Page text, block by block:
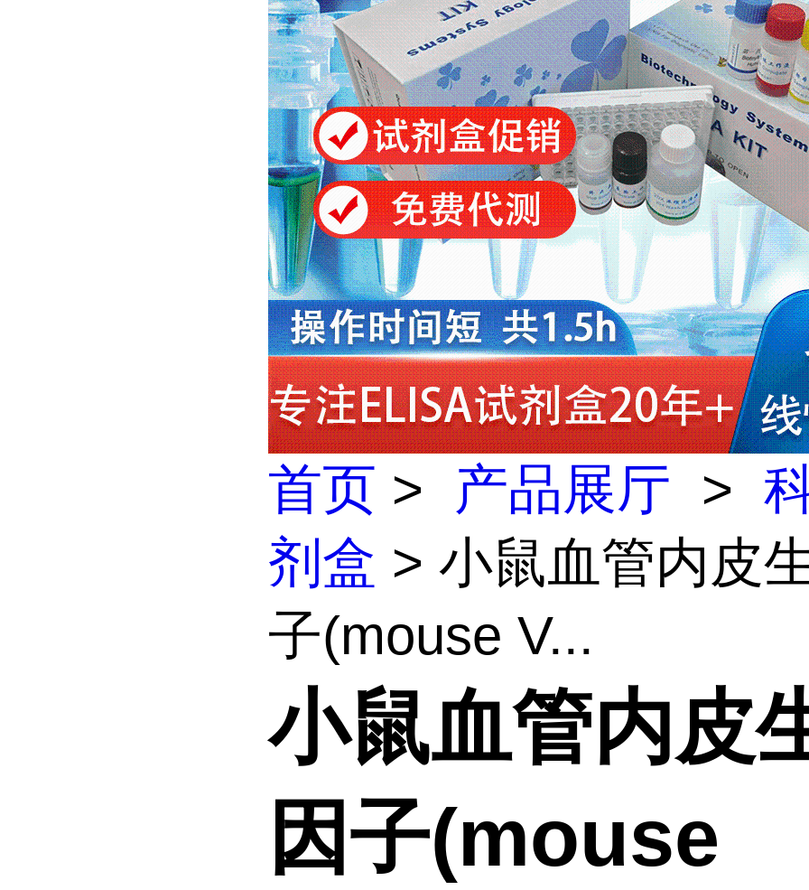
首页 > 产品展厅 >
剂盒 > 小鼠血管内皮
子(mouse V...
小鼠血管内皮
因子(mouse